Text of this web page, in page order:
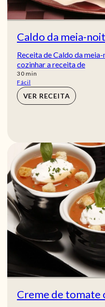
Caldo da meia-
Receita de Caldo da
cozinhar a receita de
30min
min
Fácil
VER RECEITA
Creme de tomate